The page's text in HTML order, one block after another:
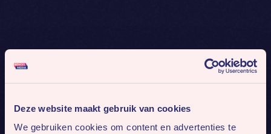
Deze website maakt gebruik van cookies
We gebruiken cookies om content en advertenties te